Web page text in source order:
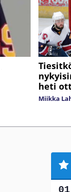
heti
Miikka